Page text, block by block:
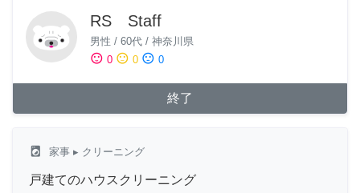
RS Staff
男性 / 60代 / 神奈川県
sentiment_satisfied 0 sentiment_neutral 0 sentiment_dissatisfied 0
終了
local_laundry_service 家事 ▸ クリーニング
戸建てのハウスクリーニング